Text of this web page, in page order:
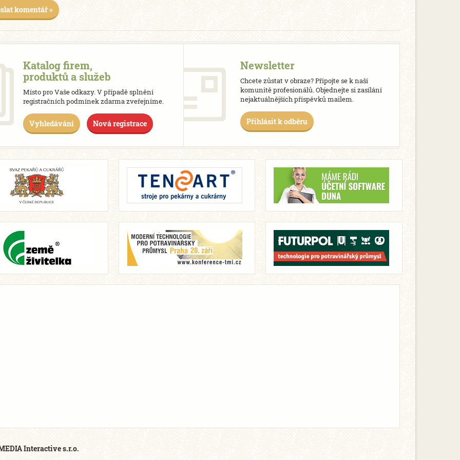
komentář »
Katalog firem,
produktů a služeb
Místo pro Vaše odkazy. V případě splnění
registračních podmínek zdarma zveřejníme.
Vyhledávání Nová registrace
Newsletter
Chcete zůstat v obraze? Připojte se k naší
komunitě profesionálů. Objednejte si zasílání
nejaktuálnějších příspěvků mailem.
Přihlásit k odběru
Interactive s.r.o.